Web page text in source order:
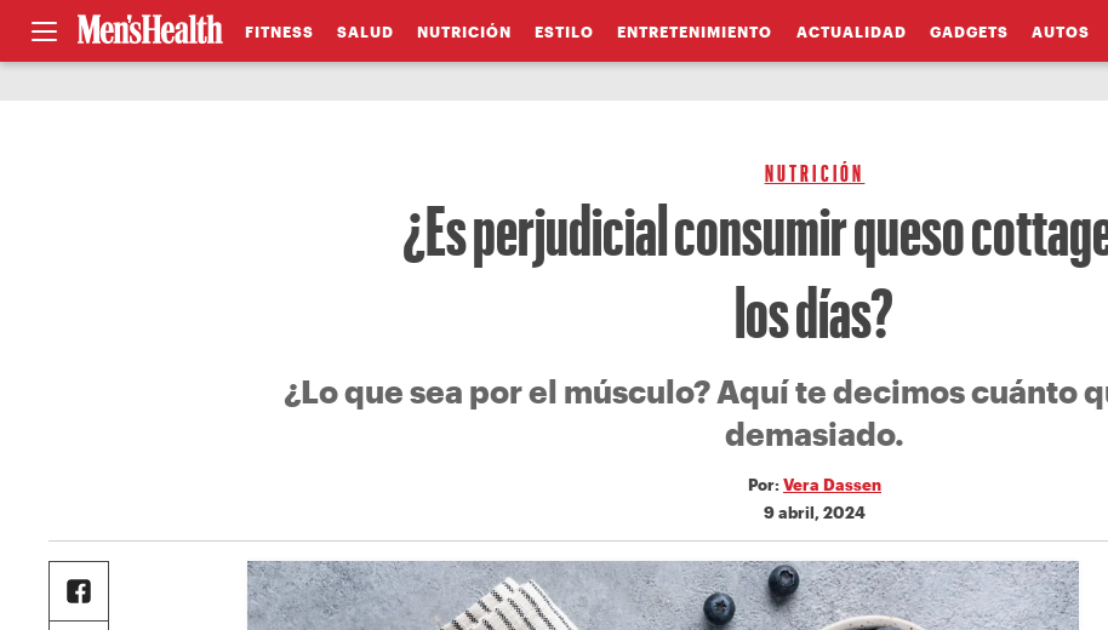
FITNESS SALUD NUTRICIÓN ESTILO ENTRETENIMIENTO ACTUALIDAD GADGETS AUTOS
NUTRICIÓN
¿Es perjudicial consumir queso
los días?
¿Lo que sea por el músculo? Aquí te decimos cuánto
demasiado.
Por: Vera Dassen
9 abril, 2024